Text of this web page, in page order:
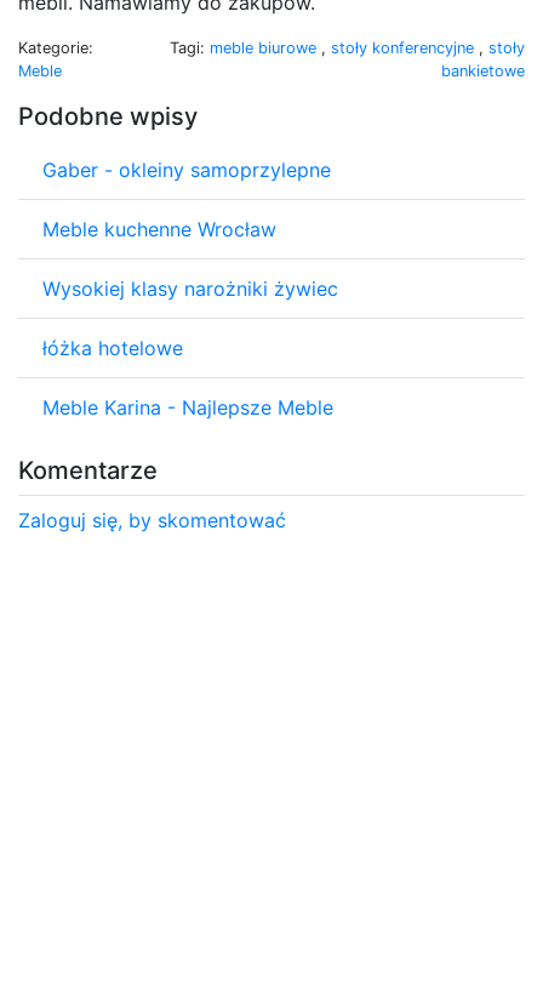
Kategorie:
Meble
Tagi: meble biurowe , stoły konferencyjne , stoły
bankietowe
Podobne wpisy
Gaber - okleiny samoprzylepne
Meble kuchenne Wrocław
Wysokiej klasy narożniki żywiec
łóżka hotelowe
Meble Karina - Najlepsze Meble
Komentarze
Zaloguj się, by skomentować